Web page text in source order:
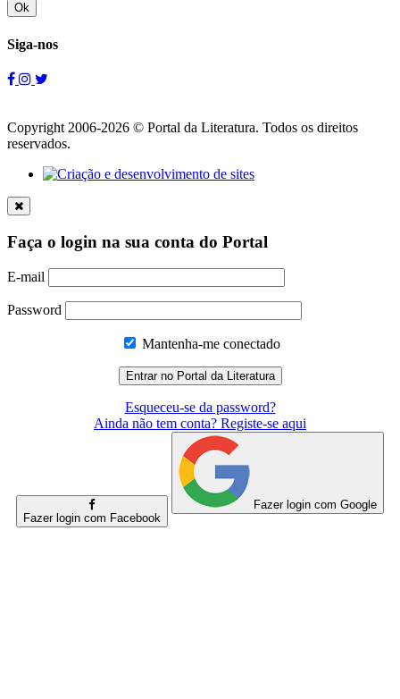
Ok
Siga-nos
Copyright 2006-2026 © Portal da Literatura. Todos os direitos
reservados.
Faça o login na sua conta do Portal
E-mail
Password
Mantenha-me conectado
Esqueceu-se da password?
Ainda não tem conta? Registe-se aqui
Fazer login com Facebook
Fazer login com Google